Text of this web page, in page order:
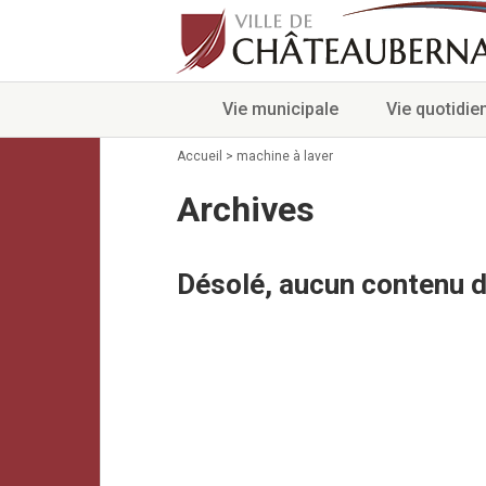
Vie municipale Vie
Accueil > machine à laver
Archives
Désolé, aucun contenu